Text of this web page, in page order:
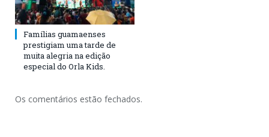
Famílias guamaenses
prestigiam uma tarde de
muita alegria na edição
especial do Orla Kids.
Os comentários estão fechados.